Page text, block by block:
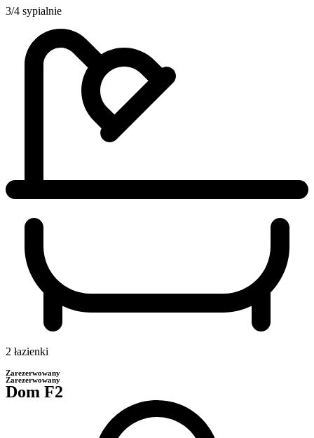
3/4 sypialnie
2 łazienki
Zarezerwowany
Zarezerwowany
Dom F2